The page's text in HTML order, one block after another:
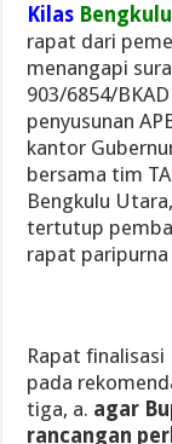
Kilas Bengkulu
rapat dari
menangapi
903/6854/
penyusunan
kantor
bersama tim
Bengkulu
tertutup
rapat
Rapat finalisasi
pada
tiga, a. agar
rancangan